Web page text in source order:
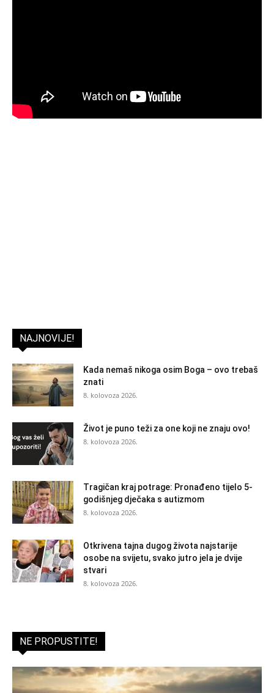
NAJNOVIJE!
Kada nemaš nikoga osim Boga – ovo trebaš
znati
8. kolovoza 2026.
Život je puno teži za one koji ne znaju ovo!
8. kolovoza 2026.
Tragičan kraj potrage: Pronađeno tijelo 5-
godišnjeg dječaka s autizmom
8. kolovoza 2026.
Otkrivena tajna dugog života najstarije
osobe na svijetu, svako jutro jela je dvije
stvari
8. kolovoza 2026.
NE PROPUSTITE!